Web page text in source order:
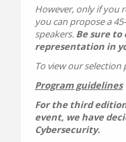
However, only if you
you can propose a
speakers. Be sure to
representation in
To view our selection
Program guidelines
For the third
event, we have
Cybersecurity.